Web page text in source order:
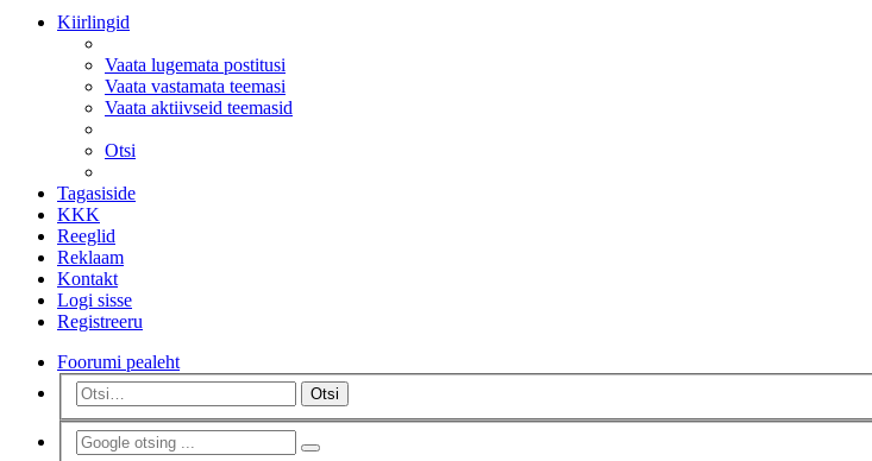
Kiirlingid
Vaata lugemata postitusi
Vaata vastamata teemasi
Vaata aktiivseid teemasid
Otsi
Tagasiside
KKK
Reeglid
Reklaam
Kontakt
Logi sisse
Registreeru
Foorumi pealeht
Otsi